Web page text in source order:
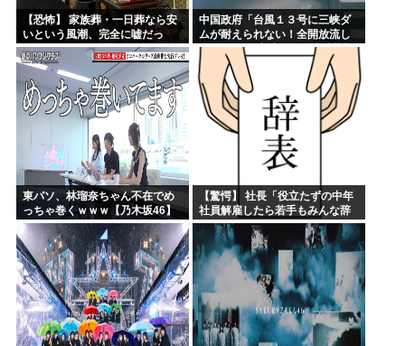
【恐怖】 家族葬・一日葬なら安
いという風潮、完全に嘘だっ
た・・・・
中国政府「台風１３号に三峡ダ
ムが耐えられない！全開放流し
ろ！」⇒ 下流域の街が壊滅状態
ｗｗｗｗｗ
東パソ、林瑠奈ちゃん不在でめ
っちゃ巻くｗｗｗ【乃木坂46】
【驚愕】 社長「役立たずの中年
社員解雇したら若手もみんな辞
めてしまった…」